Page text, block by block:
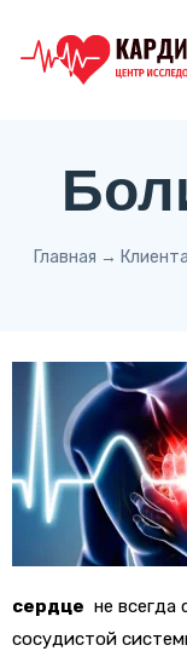
Главная →
сердце не всегда
сосудистой